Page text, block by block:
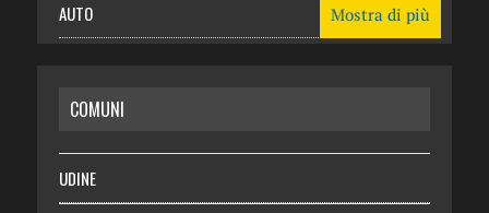
AUTO
RISPARMIO
SALUTE
Mostra di più
COMUNI
UDINE